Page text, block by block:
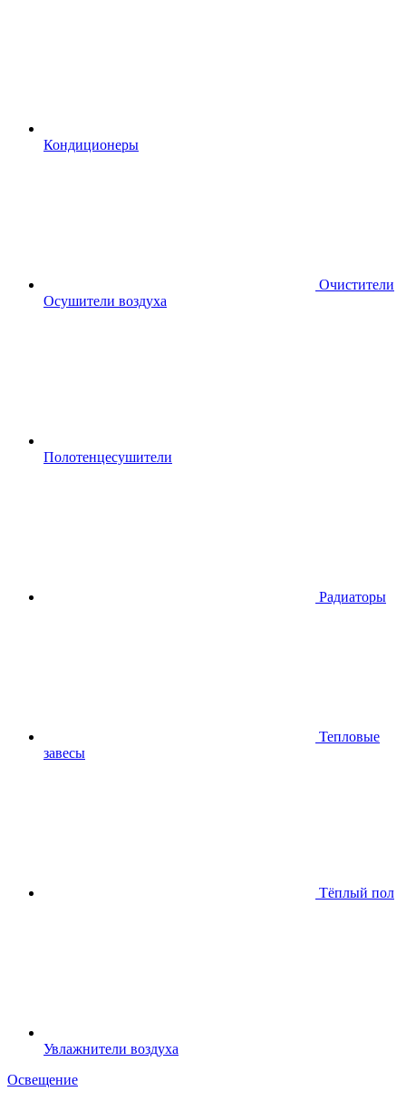
Кондиционеры
Очистители
Осушители воздуха
Полотенцесушители
Радиаторы
Тепловые
завесы
Тёплый пол
Увлажнители воздуха
Освещение